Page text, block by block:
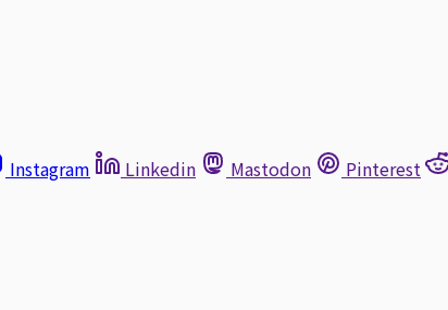
Instagram Linkedin Mastodon
Pinterest